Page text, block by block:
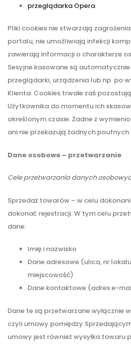
przeglądarka Opera.
Pliki cookies nie stwarzają
portalu, nie umożliwiają infekcji
zawierają informacji o charakterze
Sesyjne kasowane są automatycznie
przeglądarki, urządzenia lub np. po
Klienta. Cookies trwałe zaś
Użytkownika do momentu ich
określonym czasie. Żadne z
ani nie przekazują żadnych
Dane osobowe – przetwarzanie
Cele przetwarzania danych
Sprzedaż towarów – w celu
dokonać rejestracji. W tym celu
dane:
Imię i nazwisko
Dane adresowe (ulica, nr
miejscowość)
Dane kontaktowe (adres e-
Dane te są przetwarzane wyłącznie
czyli umowy pomiędzy
umowy jest również wysyłka towaru